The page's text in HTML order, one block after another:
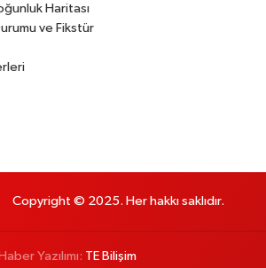
Haritası
ve Fikstür
Copyright © 2025. Her hakkı saklıdır.
Haber Yazılımı: TE Bilişim